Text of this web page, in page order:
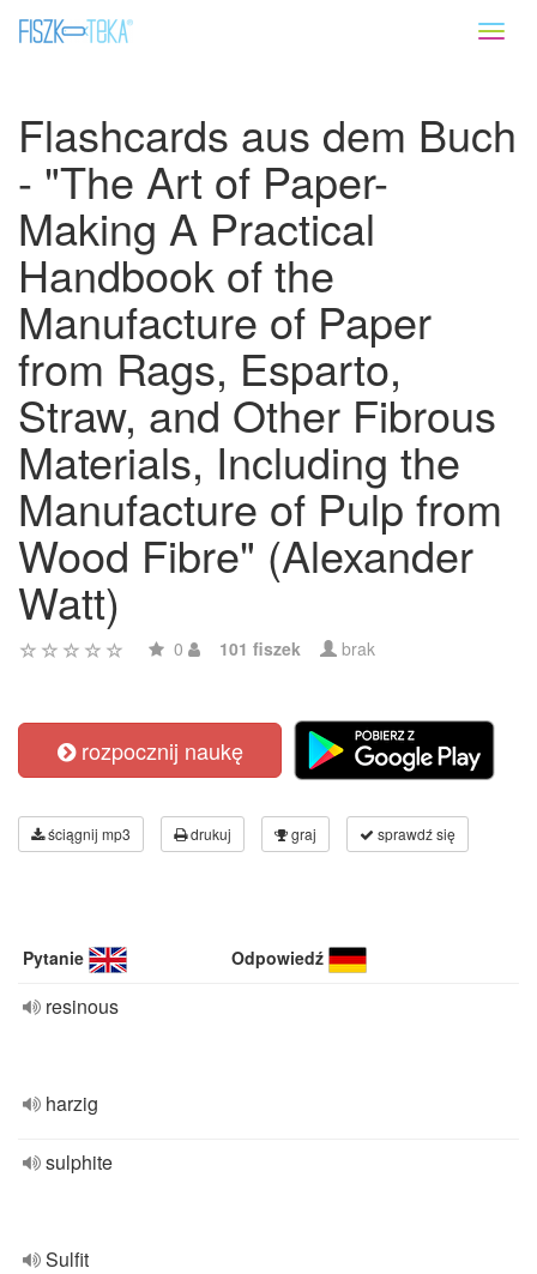
Flashcards aus dem Buch
- "The Art of Paper-
Making A Practical
Handbook of the
Manufacture of Paper
from Rags, Esparto,
Straw, and Other Fibrous
Materials, Including the
Manufacture of Pulp from
Wood Fibre" (Alexander
Watt)
0 101 fiszek brak
rozpocznij naukę
ściągnij mp3 drukuj graj sprawdź się
Pytanie Odpowiedź
resinous
harzig
sulphite
Sulfit